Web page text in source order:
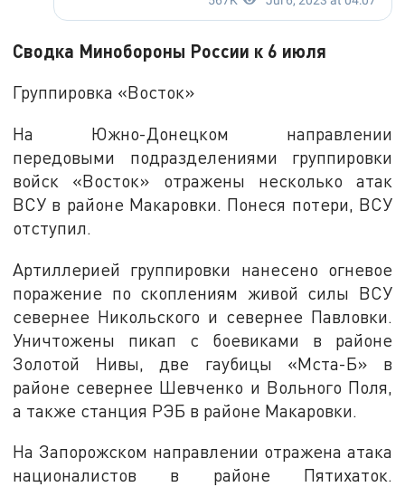
Сводка Минобороны России к 6 июля
Группировка «Восток»
На Южно-Донецком направлении
передовыми подразделениями группировки
войск «Восток» отражены несколько атак
ВСУ в районе Макаровки. Понеся потери, ВСУ
отступил.
Артиллерией группировки нанесено огневое
поражение по скоплениям живой силы ВСУ
севернее Никольского и севернее Павловки.
Уничтожены пикап с боевиками в районе
Золотой Нивы, две гаубицы «Мста-Б» в
районе севернее Шевченко и Вольного Поля,
а также станция РЭБ в районе Макаровки.
На Запорожском направлении отражена атака
националистов в районе Пятихаток.